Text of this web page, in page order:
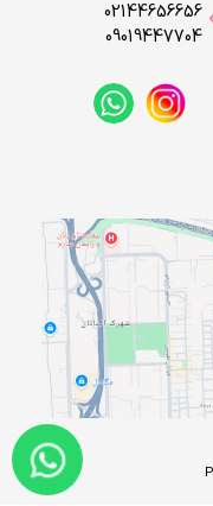
02144656656
09019447704